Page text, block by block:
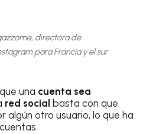
directora de
para Francia y el sur
una cuenta sea
red social basta con que
algún otro usuario, lo que ha